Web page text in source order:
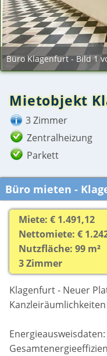
Büro Klagenfurt - Bild 1
Mietobjekt
3 Zimmer
Zentralheizung
Parkett
Büro mieten -
Miete: € 1.491,12
Nettomiete: €
Nutzfläche: 99 m²
3 Zimmer
Klagenfurt - Neuer